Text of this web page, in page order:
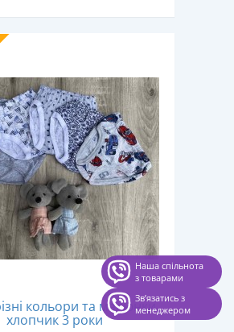
кольори та малюнки,
хлопчик 3 роки
Наша спільнота
з товарами
Звʼязатись з
менеджером